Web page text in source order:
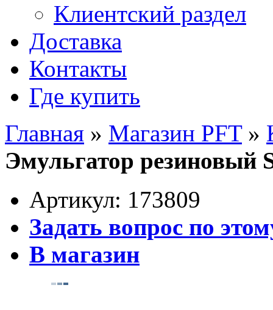
Клиентский раздел
Доставка
Контакты
Где купить
Главная » Магазин PFT»
Эмульгатор резиновый
Артикул: 173809
Задать вопрос по
В магазин